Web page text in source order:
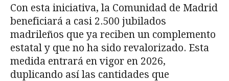
Con esta iniciativa, la Comunidad de Madrid
beneficiará a casi 2.500 jubilados
madrileños que ya reciben un complemento
estatal y que no ha sido revalorizado. Esta
medida entrará en vigor en 2026,
duplicando así las cantidades que